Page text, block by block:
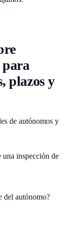
para
plazos y
de autónomos y
una inspección de
del autónomo?